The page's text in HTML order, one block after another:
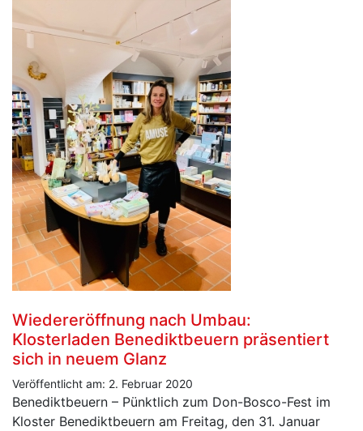
Wiedereröffnung nach Umbau:
Klosterladen Benediktbeuern präsentiert
sich in neuem Glanz
Veröffentlicht am: 2. Februar 2020
Benediktbeuern – Pünktlich zum Don-Bosco-Fest im
Kloster Benediktbeuern am Freitag, den 31. Januar